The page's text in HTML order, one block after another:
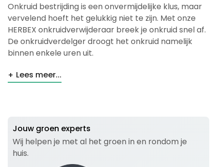
Onkruid bestrijding is een onvermijdelijke klus, maar
vervelend hoeft het gelukkig niet te zijn. Met onze
HERBEX onkruidverwijderaar breek je onkruid snel af.
De onkruidverdelger droogt het onkruid namelijk
binnen enkele uren uit.
Lees meer...
Jouw groen experts
Wij helpen je met al het groen in en rondom je
huis.